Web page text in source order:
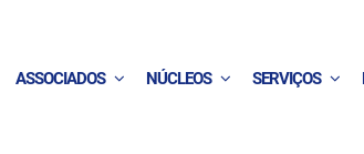
ASSOCIADOS NÚCLEOS SERVIÇOS